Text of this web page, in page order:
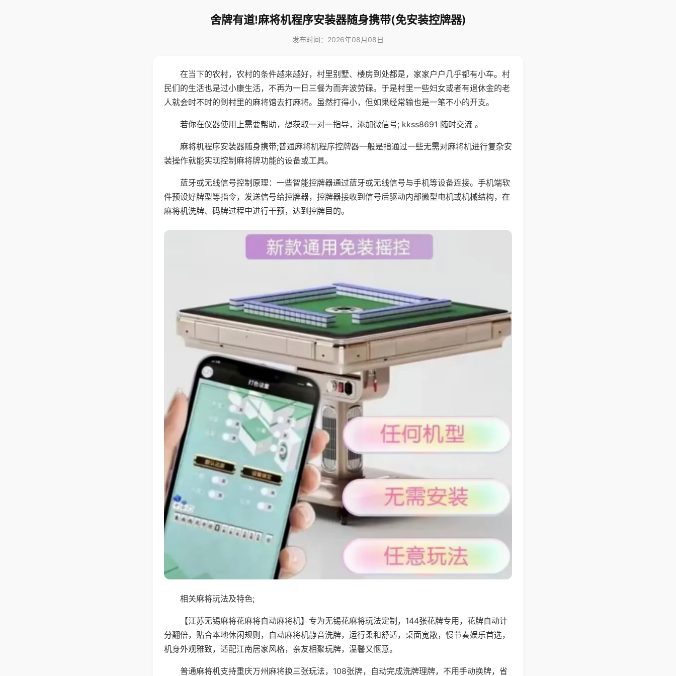
舍牌有道!麻将机程序安装器随身携带(免安装控牌器)
发布时间：2026年08月08日
在当下的农村，农村的条件越来越好，村里别墅、楼房到处都是，家家户户几乎都有小车。村
民们的生活也是过小康生活，不再为一日三餐为而奔波劳碌。于是村里一些妇女或者有退休金的老
人就会时不时的到村里的麻将馆去打麻将。虽然打得小，但如果经常输也是一笔不小的开支。
若你在仪器使用上需要帮助，想获取一对一指导，添加微信号; kkss8691 随时交流 。
麻将机程序安装器随身携带;普通麻将机程序控牌器一般是指通过一些无需对麻将机进行复杂安
装操作就能实现控制麻将牌功能的设备或工具。
蓝牙或无线信号控制原理：一些智能控牌器通过蓝牙或无线信号与手机等设备连接。手机端软
件预设好牌型等指令，发送信号给控牌器，控牌器接收到信号后驱动内部微型电机或机械结构，在
麻将机洗牌、码牌过程中进行干预，达到控牌目的。
相关麻将玩法及特色;
【江苏无锡麻将花麻将自动麻将机】专为无锡花麻将玩法定制，144张花牌专用，花牌自动计
分翻倍，贴合本地休闲规则，自动麻将机静音洗牌，运行柔和舒适，桌面宽敞，慢节奏娱乐首选，
机身外观雅致，适配江南居家风格，亲友相聚玩牌，温馨又惬意。
普通麻将机支持重庆万州麻将换三张玩法，108张牌，自动完成洗牌理牌，不用手动换牌，省